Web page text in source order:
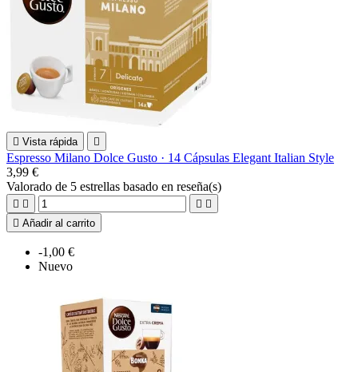
 Vista rápida 
Espresso Milano Dolce Gusto · 14 Cápsulas Elegant Italian Style
3,99 €
Valorado de 5 estrellas basado en reseña(s)
   
 Añadir al carrito
-1,00 €
Nuevo